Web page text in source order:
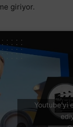
giriyor.
Youtube'yi